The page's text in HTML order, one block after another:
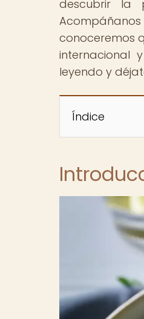
descubrir la
conoceremos
internacional
leyendo y
Índice